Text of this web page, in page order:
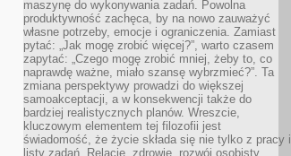
maszynę do wykonywania zadań. Powolna
produktywność zachęca, by na nowo zauważyć
własne potrzeby, emocje i ograniczenia. Zamiast
pytać: „Jak mogę zrobić więcej?”, warto czasem
zapytać: „Czego mogę zrobić mniej, żeby to, co
naprawdę ważne, miało szansę wybrzmieć?”. Ta
zmiana perspektywy prowadzi do większej
samoakceptacji, a w konsekwencji także do
bardziej realistycznych planów. Wreszcie,
kluczowym elementem tej filozofii jest
świadomość, że życie składa się nie tylko z pracy i
listy zadań. Relacje, zdrowie, rozwój osobisty,